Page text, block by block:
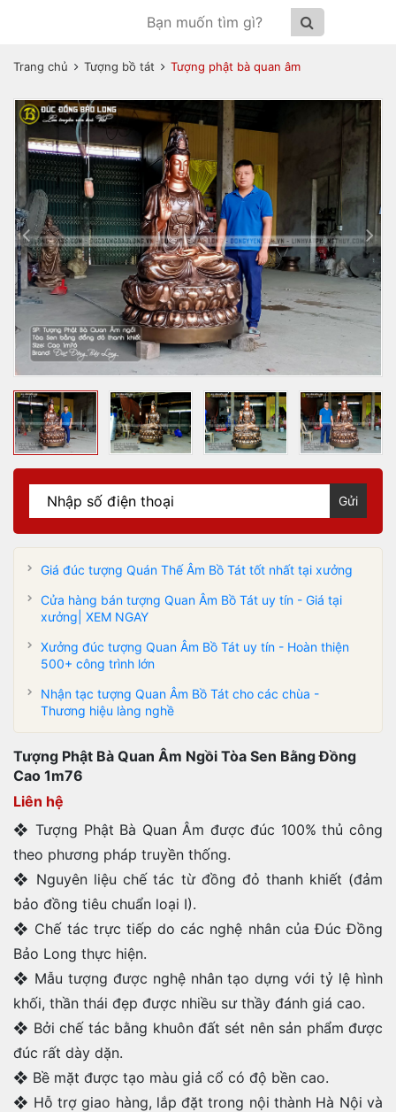
Trang chủ Tượng bồ tát Tượng phật bà quan âm
Gửi
Giá đúc tượng Quán Thế Âm Bồ Tát tốt nhất tại xưởng
Cửa hàng bán tượng Quan Âm Bồ Tát uy tín - Giá tại
xưởng| XEM NGAY
Xưởng đúc tượng Quan Âm Bồ Tát uy tín - Hoàn thiện
500+ công trình lớn
Nhận tạc tượng Quan Âm Bồ Tát cho các chùa -
Thương hiệu làng nghề
Tượng Phật Bà Quan Âm Ngồi Tòa Sen Bằng Đồng
Cao 1m76
Liên hệ
❖ Tượng Phật Bà Quan Âm được đúc 100% thủ công
theo phương pháp truyền thống.
❖ Nguyên liệu chế tác từ đồng đỏ thanh khiết (đảm
bảo đồng tiêu chuẩn loại I).
❖ Chế tác trực tiếp do các nghệ nhân của Đúc Đồng
Bảo Long thực hiện.
❖ Mẫu tượng được nghệ nhân tạo dựng với tỷ lệ hình
khối, thần thái đẹp được nhiều sư thầy đánh giá cao.
❖ Bởi chế tác bằng khuôn đất sét nên sản phẩm được
đúc rất dày dặn.
❖ Bề mặt được tạo màu giả cổ có độ bền cao.
❖ Hỗ trợ giao hàng, lắp đặt trong nội thành Hà Nội và